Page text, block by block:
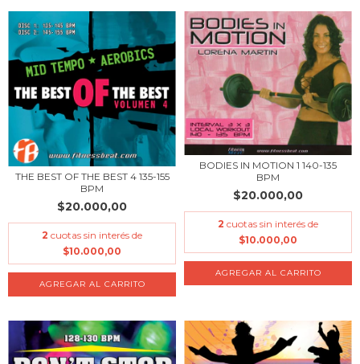
THE BEST OF THE BEST 4 135-155
BPM
$20.000,00
2 cuotas sin interés de
$10.000,00
BODIES IN MOTION 1 140-135
BPM
$20.000,00
2 cuotas sin interés de
$10.000,00